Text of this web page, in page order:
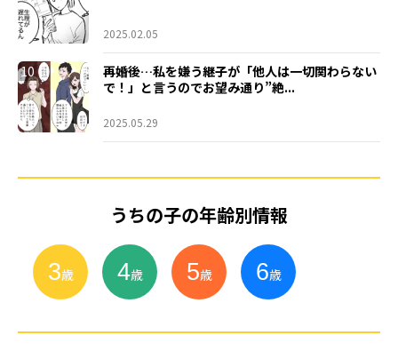
2025.02.05
10
再婚後…私を嫌う継子が「他人は一切関わらない
で！」と言うのでお望み通り”絶...
2025.05.29
うちの子の年齢別情報
3歳 4歳 5歳 6歳